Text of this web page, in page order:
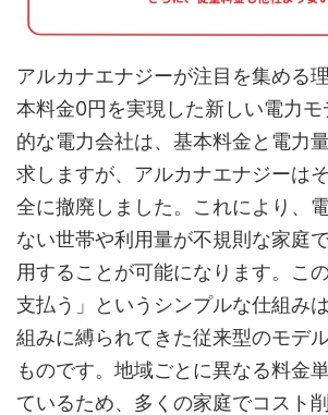
アルカナエナジーが注目を集める
本料金0円を実現した新しい電力
的な電力会社は、基本料金と電力
求しますが、アルカナエナジーは
全に撤廃しました。これにより、
ない世帯や利用量が不規則な家庭
用することが可能になります。こ
支払う」というシンプルな仕組み
組みに縛られてきた従来型のモデ
ものです。地域ごとに異なる料金
ているため、多くの家庭でコスト